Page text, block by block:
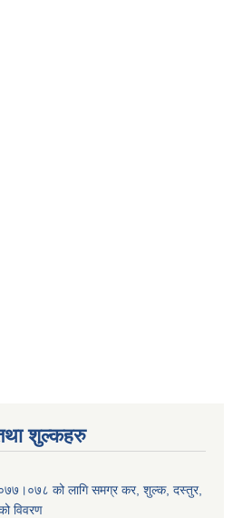
शुल्कहरु
को लागि समग्र कर, शुल्क, दस्तुर,
विवरण